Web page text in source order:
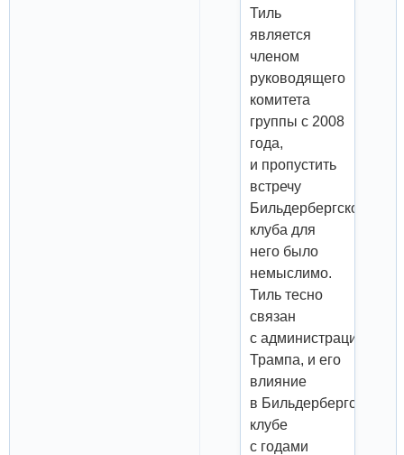
Тиль
является
членом
руководящего
комитета
группы с 2008
года,
и пропустить
встречу
Бильдербергского
клуба для
него было
немыслимо.
Тиль тесно
связан
с администрацией
Трампа, и его
влияние
в Бильдербергском
клубе
с годами